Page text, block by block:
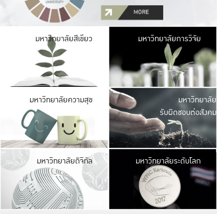
มหาวิทยาลัยสีเขียว มหาวิ
มีพื้นที่เขียวสดใส
เป็นป่าในเมือง เกษต
มหาวิทยาลัยการวิจัย
มหาวิทยาลัยความสุข มหาวิ
ค
เปิดประ
และพบเรื่องราวใ
มหาวิทยาลัย
รับผิดชอบต่อสังคม
มหาวิทยาลัยดิจิทัล มหาวิ
เปลี่ยนแปลง แล
เพื่อทำง
ระบบสารสนเทศ
มหาวิทยาลัยระดับโลก